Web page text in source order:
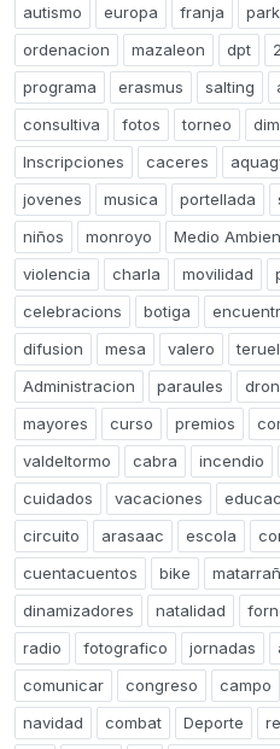
autismo
europa franja park
ordenacion
mazaleon dpt
programa
erasmus salting
consultiva
fotos torneo
Inscripciones
caceres
jovenes
musica portellada
niños
monroyo Medio
violencia
charla movilidad
celebracions
botiga
difusion
mesa valero teruel
Administracion
paraules
mayores
curso premios
valdeltormo
cabra incendio
cuidados
vacaciones
circuito
arasaac escola
cuentacuentos
bike
dinamizadores
natalidad
radio
fotografico jornadas
comunicar
congreso campo
navidad
combat Deporte